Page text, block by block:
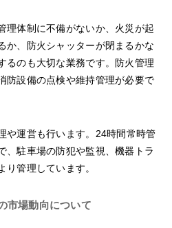
理体制に不備がないか、火災が起
か、防火シャッターが閉まるかな
るのも大切な業務です。防火管理
防設備の点検や維持管理が必要で
や運営も行います。24時間常時管
、駐車場の防犯や監視、機器トラ
り管理しています。
市場動向について